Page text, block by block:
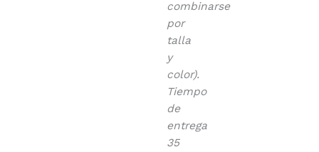
combinarse
por
talla
y
color).
Tiempo
de
entrega
35